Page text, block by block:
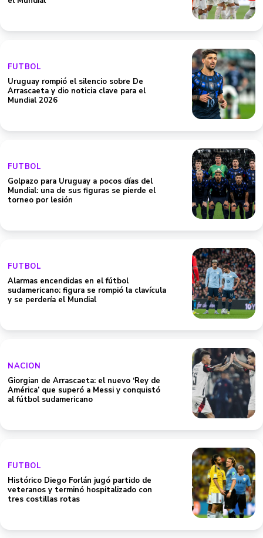
FUTBOL
Uruguay rompió el silencio sobre De
Arrascaeta y dio noticia clave para el
Mundial 2026
FUTBOL
Golpazo para Uruguay a pocos días del
Mundial: una de sus figuras se pierde el
torneo por lesión
FUTBOL
Alarmas encendidas en el fútbol
sudamericano: figura se rompió la clavícula
y se perdería el Mundial
NACION
Giorgian de Arrascaeta: el nuevo ‘Rey de
América’ que superó a Messi y conquistó
al fútbol sudamericano
FUTBOL
Histórico Diego Forlán jugó partido de
veteranos y terminó hospitalizado con
tres costillas rotas